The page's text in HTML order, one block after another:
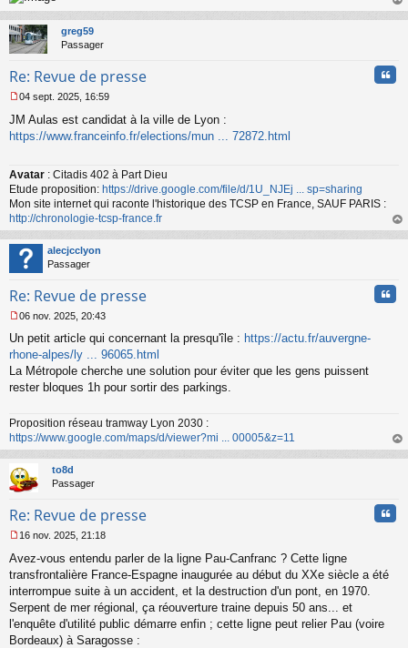
a
g
e
n
n
u
au
greg59
Passager
Re: Revue de presse
e
s
g
e
n
o
n
l
u
04 sept. 2025, 16:59
JM Aulas est candidat à la ville de Lyon :
https://www.franceinfo.fr/elections/mun ... 72872.html
Avatar : Citadis 402 à Part Dieu
Etude proposition: https://drive.google.com/file/d/1U_NJEj ... sp=sharing
Mon site internet qui raconte l'historique des TCSP en France, SAUF PARIS :
http://chronologie-tcsp-france.fr
au
alecjcclyon
Passager
Re: Revue de presse
e
s
s
g
n
o
n
l
u
06 nov. 2025, 20:43
Un petit article qui concernant la presqu'île : https://actu.fr/auvergne-
rhone-alpes/ly ... 96065.html
La Métropole cherche une solution pour éviter que les gens puissent
rester bloques 1h pour sortir des parkings.
Proposition réseau tramway Lyon 2030 :
https://www.google.com/maps/d/viewer?mi ... 00005&z=11
au
to8d
Passager
Re: Revue de presse
e
s
s
g
e
n
16 nov. 2025, 21:18
Avez-vous entendu parler de la ligne Pau-Canfranc ? Cette ligne
transfrontalière France-Espagne inaugurée au début du XXe siècle a été
interrompue suite à un accident, et la destruction d'un pont, en 1970.
Serpent de mer régional, ça réouverture traine depuis 50 ans... et
l'enquête d'utilité public démarre enfin ; cette ligne peut relier Pau (voire
Bordeaux) à Saragosse :